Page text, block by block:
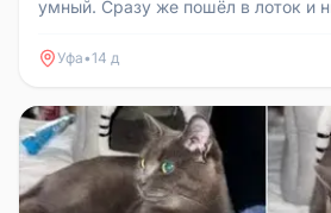
умный. Сразу же пошёл в лоток и
Уфа•14 д